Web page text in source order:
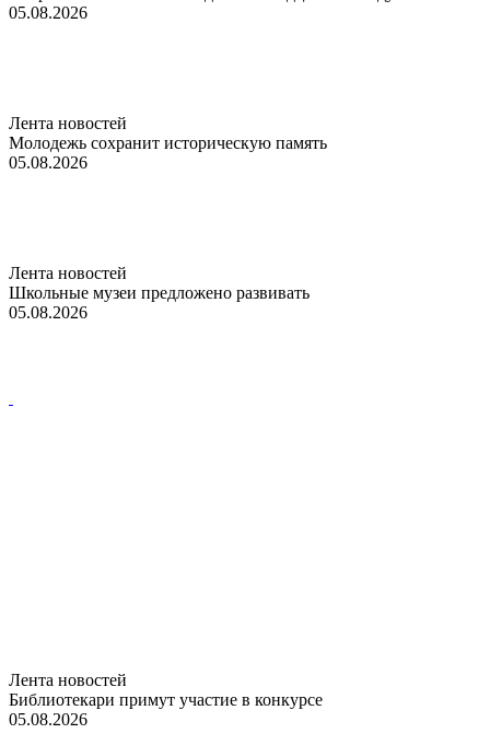
05.08.2026
Лента новостей
Молодежь сохранит историческую память
05.08.2026
Лента новостей
Школьные музеи предложено развивать
05.08.2026
Лента новостей
Библиотекари примут участие в конкурсе
05.08.2026